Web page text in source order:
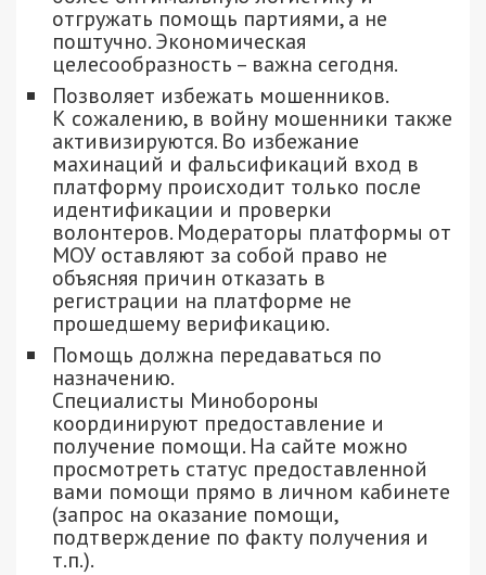
отгружать помощь партиями, а не
поштучно. Экономическая
целесообразность – важна сегодня.
Позволяет избежать мошенников.
К сожалению, в войну мошенники также
активизируются. Во избежание
махинаций и фальсификаций вход в
платформу происходит только после
идентификации и проверки
волонтеров. Модераторы платформы от
МОУ оставляют за собой право не
объясняя причин отказать в
регистрации на платформе не
прошедшему верификацию.
Помощь должна передаваться по
назначению.
Специалисты Минобороны
координируют предоставление и
получение помощи. На сайте можно
просмотреть статус предоставленной
вами помощи прямо в личном кабинете
(запрос на оказание помощи,
подтверждение по факту получения и
т.п.).